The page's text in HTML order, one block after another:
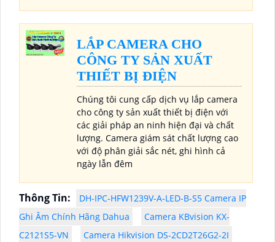
LẮP CAMERA CHO
CÔNG TY SẢN XUẤT
THIẾT BỊ ĐIỆN
Chúng tôi cung cấp dịch vụ lắp camera
cho công ty sản xuất thiết bị điện với
các giải pháp an ninh hiện đại và chất
lượng. Camera giám sát chất lượng cao
với độ phân giải sắc nét, ghi hình cả
ngày lẫn đêm
Thông Tin:
DH-IPC-HFW1239V-A-LED-B-S5 Camera IP
Ghi Âm Chính Hãng Dahua
Camera KBvision KX-
C2121S5-VN
Camera Hikvision DS-2CD2T26G2-2I